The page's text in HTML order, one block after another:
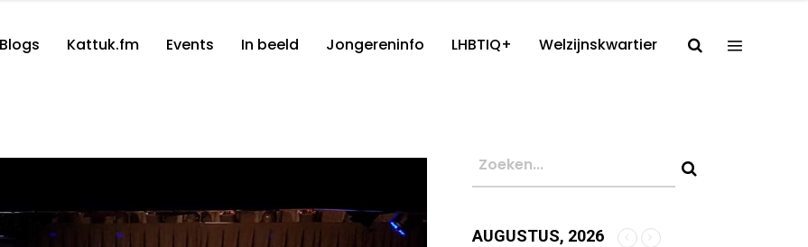
Blogs Kattuk.fm Events In beeld Jongereninfo LHBTIQ+ Welzijnskwartier
AUGUSTUS, 2026